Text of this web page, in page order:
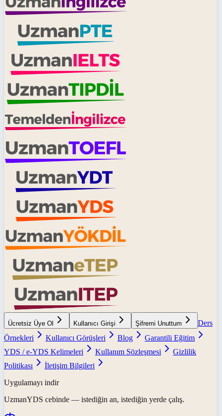
Ücretsiz Üye Ol Kullanıcı Girişi Şifremi Unuttum
Ders
Örnekleri
Kullanıcı Görüşleri Blog
Garantili Eğitim
YDS / e-YDS Kelimeleri
Kullanım Sözleşmesi
Gizlilik
Politikası
İletişim Bilgileri
Uygulamayı indir
UzmanYDS cebinde — istediğin an, istediğin yerde çalış.